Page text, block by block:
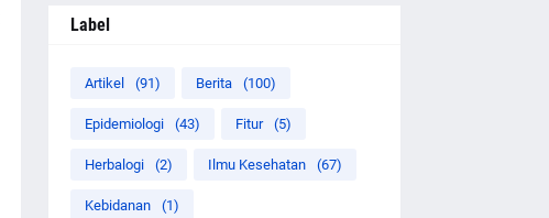
Label
Artikel (91) Berita (100)
Epidemiologi (43) Fitur (5)
Herbalogi (2) Ilmu Kesehatan (67)
Kebidanan (1)